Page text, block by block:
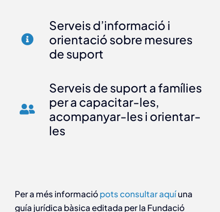
Serveis d’informació i
orientació sobre mesures
de suport
Serveis de suport a famílies
per a capacitar-les,
acompanyar-les i orientar-
les
Per a més informaciópots consultar aquíuna
guía jurídica bàsica editada per la Fundació